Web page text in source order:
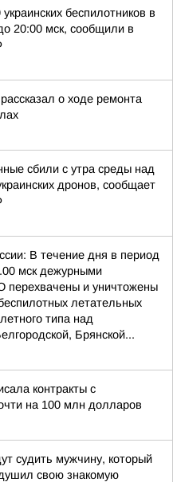
беспилотников в
20:00 мск, сообщили в
о ходе ремонта
сбили с утра среды над
дронов, сообщает
В течение дня в период
мск дежурными
перехвачены и уничтожены
летательных
типа над
Брянской...
контракты с
на 100 млн долларов
судить мужчину, который
свою знакомую